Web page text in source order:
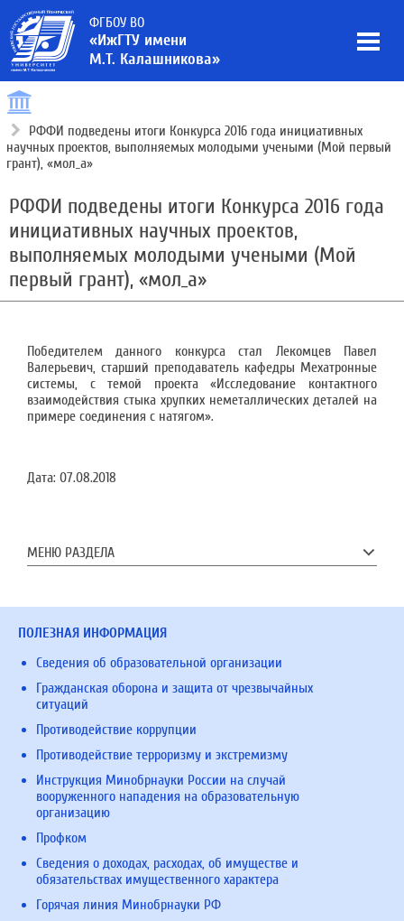
ФГБОУ ВО
«ИжГТУ имени
М.Т. Калашникова»
РФФИ подведены итоги Конкурса 2016 года инициативных
научных проектов, выполняемых молодыми учеными (Мой первый
грант), «мол_а»
РФФИ подведены итоги Конкурса 2016 года
инициативных научных проектов,
выполняемых молодыми учеными (Мой
первый грант), «мол_а»
Победителем данного конкурса стал Лекомцев Павел
Валерьевич, старший преподаватель кафедры Мехатронные
системы, с темой проекта «Исследование контактного
взаимодействия стыка хрупких неметаллических деталей на
примере соединения с натягом».
Дата: 07.08.2018
МЕНЮ РАЗДЕЛА
ПОЛЕЗНАЯ ИНФОРМАЦИЯ
Сведения об образовательной организации
Гражданская оборона и защита от чрезвычайных
ситуаций
Противодействие коррупции
Противодействие терроризму и экстремизму
Инструкция Минобрнауки России на случай
вооруженного нападения на образовательную
организацию
Профком
Сведения о доходах, расходах, об имуществе и
обязательствах имущественного характера
Горячая линия Минобрнауки РФ